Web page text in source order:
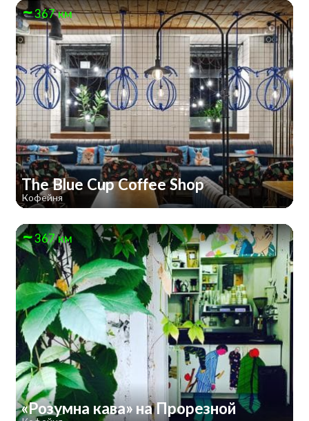
367 км
The Blue Cup Coffee Shop
Кофейня
367 км
«Розумна кава» на Прорезной